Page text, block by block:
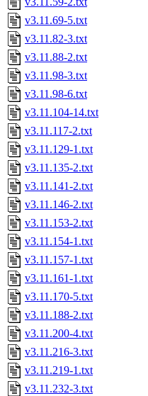
v3.11.69-5.txt
v3.11.82-3.txt
v3.11.88-2.txt
v3.11.98-3.txt
v3.11.98-6.txt
v3.11.104-14.txt
v3.11.117-2.txt
v3.11.129-1.txt
v3.11.135-2.txt
v3.11.141-2.txt
v3.11.146-2.txt
v3.11.153-2.txt
v3.11.154-1.txt
v3.11.157-1.txt
v3.11.161-1.txt
v3.11.170-5.txt
v3.11.188-2.txt
v3.11.200-4.txt
v3.11.216-3.txt
v3.11.219-1.txt
v3.11.232-3.txt